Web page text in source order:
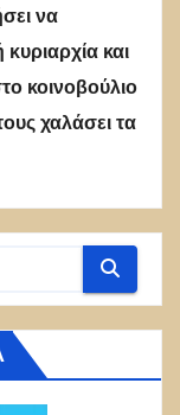
να
και
κοινοβούλιο
χαλάσει τα